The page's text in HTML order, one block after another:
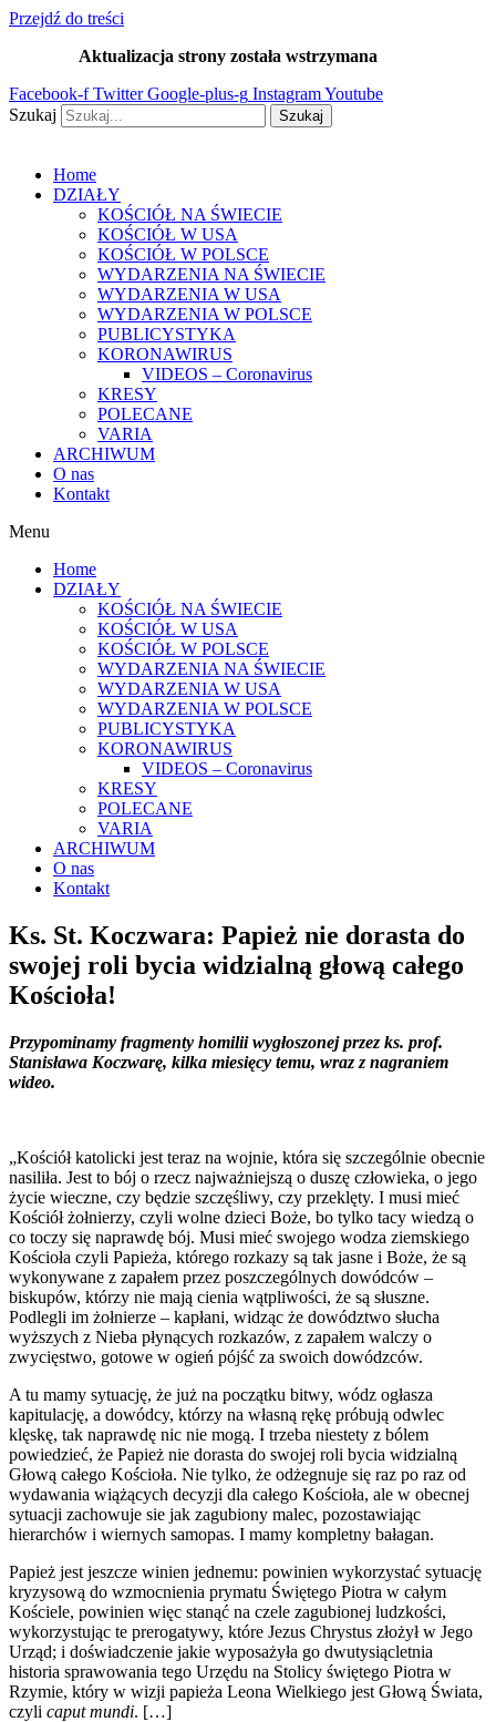
Przejdź do treści
Aktualizacja strony została wstrzymana
Facebook-f Twitter Google-plus-g InstagramYoutube
Szukaj
Szukaj
Home
DZIAŁY
KOŚCIÓŁ NA ŚWIECIE
KOŚCIÓŁ W USA
KOŚCIÓŁ W POLSCE
WYDARZENIA NA ŚWIECIE
WYDARZENIA W USA
WYDARZENIA W POLSCE
PUBLICYSTYKA
KORONAWIRUS
VIDEOS – Coronavirus
KRESY
POLECANE
VARIA
ARCHIWUM
O nas
Kontakt
Menu
Home
DZIAŁY
KOŚCIÓŁ NA ŚWIECIE
KOŚCIÓŁ W USA
KOŚCIÓŁ W POLSCE
WYDARZENIA NA ŚWIECIE
WYDARZENIA W USA
WYDARZENIA W POLSCE
PUBLICYSTYKA
KORONAWIRUS
VIDEOS – Coronavirus
KRESY
POLECANE
VARIA
ARCHIWUM
O nas
Kontakt
Ks. St. Koczwara: Papież nie dorasta do
swojej roli bycia widzialną głową całego
Kościoła!
Przypominamy fragmenty homilii wygłoszonej przez ks. prof.
Stanisława Koczwarę, kilka miesięcy temu, wraz z nagraniem
wideo.
„Kościół katolicki jest teraz na wojnie, która się szczególnie obecnie
nasiliła. Jest to bój o rzecz najważniejszą o duszę człowieka, o jego
życie wieczne, czy będzie szczęśliwy, czy przeklęty. I musi mieć
Kościół żołnierzy, czyli wolne dzieci Boże, bo tylko tacy wiedzą o
co toczy się naprawdę bój. Musi mieć swojego wodza ziemskiego
Kościoła czyli Papieża, którego rozkazy są tak jasne i Boże, że są
wykonywane z zapałem przez poszczególnych dowódców –
biskupów, którzy nie mają cienia wątpliwości, że są słuszne.
Podlegli im żołnierze – kapłani, widząc że dowództwo słucha
wyższych z Nieba płynących rozkazów, z zapałem walczy o
zwycięstwo, gotowe w ogień pójść za swoich dowódzców.
A tu mamy sytuację, że już na początku bitwy, wódz ogłasza
kapitulację, a dowódcy, którzy na własną rękę próbują odwlec
klęskę, tak naprawdę nic nie mogą. I trzeba niestety z bólem
powiedzieć, że Papież nie dorasta do swojej roli bycia widzialną
Głową całego Kościoła. Nie tylko, że odżegnuje się raz po raz od
wydawania wiążących decyzji dla całego Kościoła, ale w obecnej
sytuacji zachowuje sie jak zagubiony malec, pozostawiając
hierarchów i wiernych samopas. I mamy kompletny bałagan.
Papież jest jeszcze winien jednemu: powinien wykorzystać sytuację
kryzysową do wzmocnienia prymatu Świętego Piotra w całym
Kościele, powinien więc stanąć na czele zagubionej ludzkości,
wykorzystując te prerogatywy, które Jezus Chrystus złożył w Jego
Urząd; i doświadczenie jakie wyposażyła go dwutysiącletnia
historia sprawowania tego Urzędu na Stolicy świętego Piotra w
Rzymie, który w wizji papieża Leona Wielkiego jest Głową Świata,
czyli caput mundi. […]